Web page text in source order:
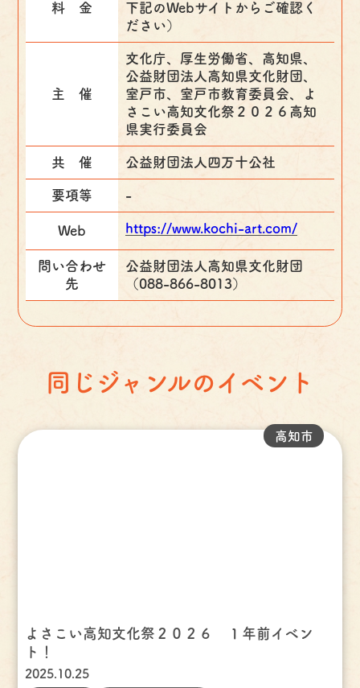
料 金
下記のWebサイトからご確認く
ださい）
主 催
文化庁、厚生労働省、高知県、
公益財団法人高知県文化財団、
室戸市、室戸市教育委員会、よ
さこい高知文化祭２０２６高知
県実行委員会
共 催 公益財団法人四万十公社
要項等 -
Web https://www.kochi-art.com/
問い合わせ
先
公益財団法人高知県文化財団
（088-866-8013）
同じジャンルのイベント
よさこい高知文化祭２０２６ １年前イベン
ト！
2025.10.25
高知市